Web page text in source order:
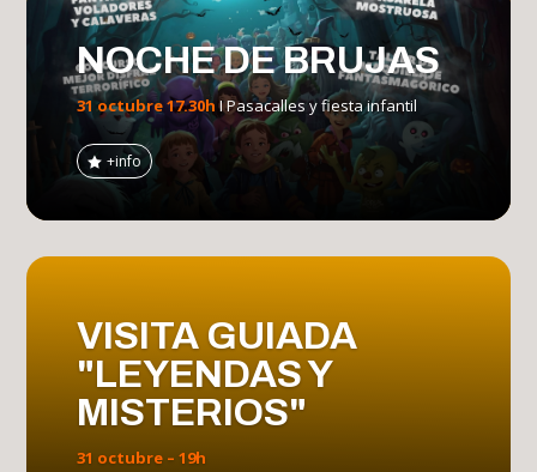
NOCHE DE BRUJAS
31 octubre 17.30hI Pasacalles y fiesta infantil
+info
VISITA GUIADA
"LEYENDAS Y
MISTERIOS"
31 octubre – 19h